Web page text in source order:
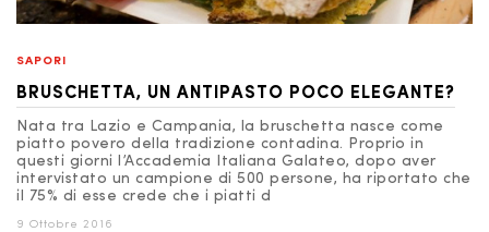
SAPORI
BRUSCHETTA, UN ANTIPASTO POCO ELEGANTE?
Nata tra Lazio e Campania, la bruschetta nasce come
piatto povero della tradizione contadina. Proprio in
questi giorni l’Accademia Italiana Galateo, dopo aver
intervistato un campione di 500 persone, ha riportato che
il 75% di esse crede che i piatti d
9 Ottobre 2016